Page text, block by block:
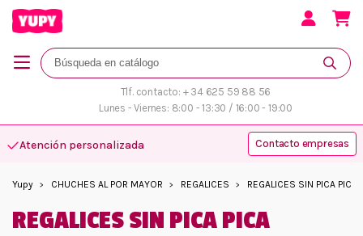
Tlf. contacto: + 34 625 59 88 56
Lunes - Viernes: 8:00 - 13:30 / 16:00 - 19:00
Atención personalizada Contacto empresas
Yupy CHUCHES AL POR MAYOR REGALICES REGALICES SIN PICA PICA
REGALICES SIN PICA PICA